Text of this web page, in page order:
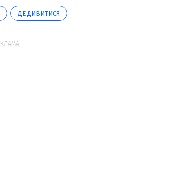
ДЕ ДИВИТИСЯ